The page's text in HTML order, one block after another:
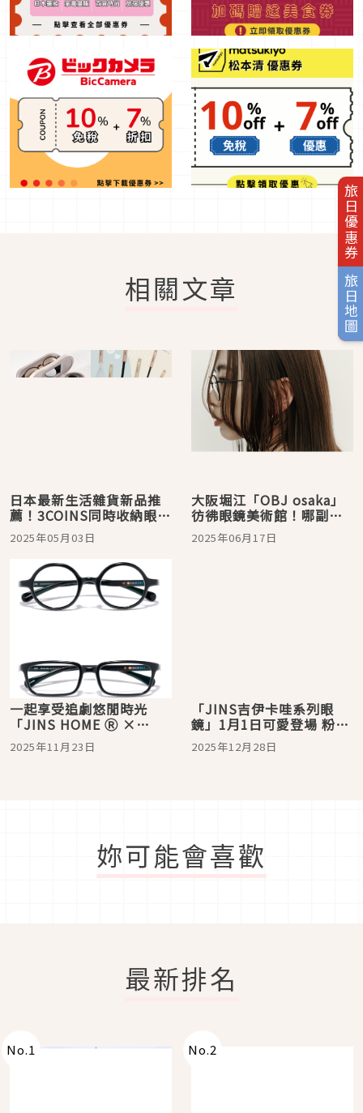
旅日優惠券
旅日地圖
相關文章
日本最新生活雜貨新品推
薦！3COINS同時收納眼鏡
&隱形眼鏡太方便
2025年05月03日
大阪堀江「OBJ osaka」
彷彿眼鏡美術館！哪副
「命定眼鏡」會乘載著你
的故事呢？
2025年06月17日
一起享受追劇悠閒時光
「JINS HOME Ⓡ ×
Netflix聯名眼鏡系列」矚
目登場！
2025年11月23日
「JINS吉伊卡哇系列眼
鏡」1月1日可愛登場 粉絲
快來收藏！2月28日前購買
送角色貼紙
2025年12月28日
妳可能會喜歡
最新排名
No.1 No.2